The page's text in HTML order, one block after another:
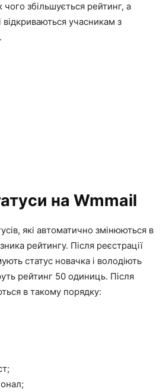
чого збільшується рейтинг, а
учасникам з
на Wmmail
які автоматично змінюються в
рейтингу. Після реєстрації
статус новачка і володіють
рейтинг 50 одиниць. Після
в такому порядку: